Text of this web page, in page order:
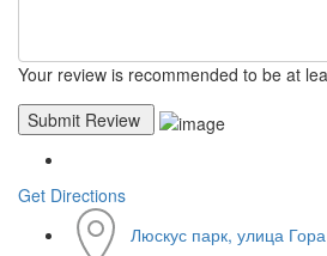
Your review is recommended to be at
Get Directions
Люскус парк, улица